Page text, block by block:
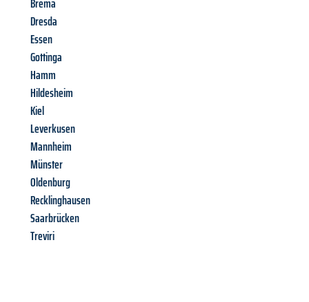
Dresda
Essen
Gottinga
Hamm
Hildesheim
Kiel
Leverkusen
Mannheim
Münster
Oldenburg
Recklinghausen
Saarbrücken
Treviri